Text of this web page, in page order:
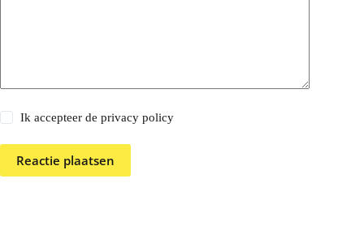
Ik accepteer de privacy policy
Reactie plaatsen